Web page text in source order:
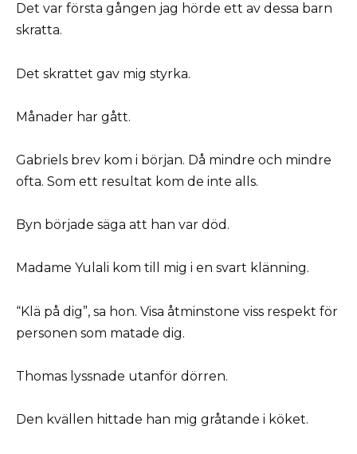
Det var första gången jag hörde ett av dessa barn
skratta.
Det skrattet gav mig styrka.
Månader har gått.
Gabriels brev kom i början. Då mindre och mindre
ofta. Som ett resultat kom de inte alls.
Byn började säga att han var död.
Madame Yulali kom till mig i en svart klänning.
“Klä på dig”, sa hon. Visa åtminstone viss respekt för
personen som matade dig.
Thomas lyssnade utanför dörren.
Den kvällen hittade han mig gråtande i köket.